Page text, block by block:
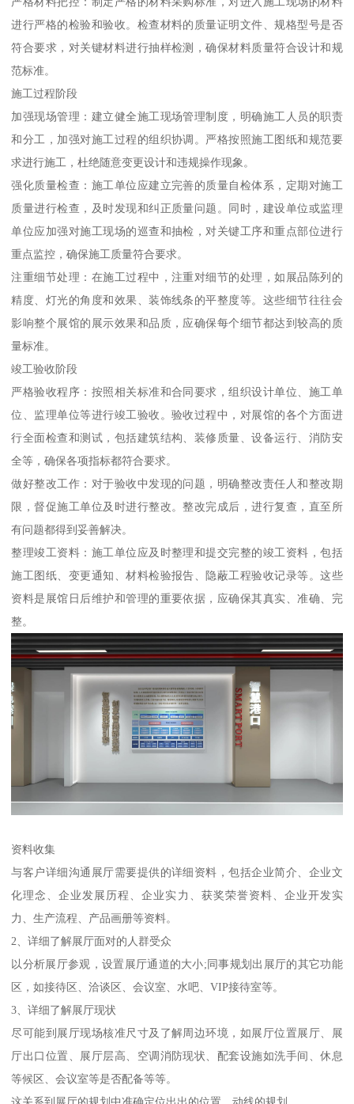
进行严格的检验和验收。检查材料的质量证明文件、规格型号是否
符合要求，对关键材料进行抽样检测，确保材料质量符合设计和规
范标准。
施工过程阶段
加强现场管理：建立健全施工现场管理制度，明确施工人员的职责
和分工，加强对施工过程的组织协调。严格按照施工图纸和规范要
求进行施工，杜绝随意变更设计和违规操作现象。
强化质量检查：施工单位应建立完善的质量自检体系，定期对施工
质量进行检查，及时发现和纠正质量问题。同时，建设单位或监理
单位应加强对施工现场的巡查和抽检，对关键工序和重点部位进行
重点监控，确保施工质量符合要求。
注重细节处理：在施工过程中，注重对细节的处理，如展品陈列的
精度、灯光的角度和效果、装饰线条的平整度等。这些细节往往会
影响整个展馆的展示效果和品质，应确保每个细节都达到较高的质
量标准。
竣工验收阶段
严格验收程序：按照相关标准和合同要求，组织设计单位、施工单
位、监理单位等进行竣工验收。验收过程中，对展馆的各个方面进
行全面检查和测试，包括建筑结构、装修质量、设备运行、消防安
全等，确保各项指标都符合要求。
做好整改工作：对于验收中发现的问题，明确整改责任人和整改期
限，督促施工单位及时进行整改。整改完成后，进行复查，直至所
有问题都得到妥善解决。
整理竣工资料：施工单位应及时整理和提交完整的竣工资料，包括
施工图纸、变更通知、材料检验报告、隐蔽工程验收记录等。这些
资料是展馆日后维护和管理的重要依据，应确保其真实、准确、完
整。
资料收集
与客户详细沟通展厅需要提供的详细资料，包括企业简介、企业文
化理念、企业发展历程、企业实力、获奖荣誉资料、企业开发实
力、生产流程、产品画册等资料。
2、详细了解展厅面对的人群受众
以分析展厅参观，设置展厅通道的大小;同事规划出展厅的其它功能
区，如接待区、洽谈区、会议室、水吧、VIP接待室等。
3、详细了解展厅现状
尽可能到展厅现场核准尺寸及了解周边环境，如展厅位置展厅、展
厅出口位置、展厅层高、空调消防现状、配套设施如洗手间、休息
等候区、会议室等是否配备等等。